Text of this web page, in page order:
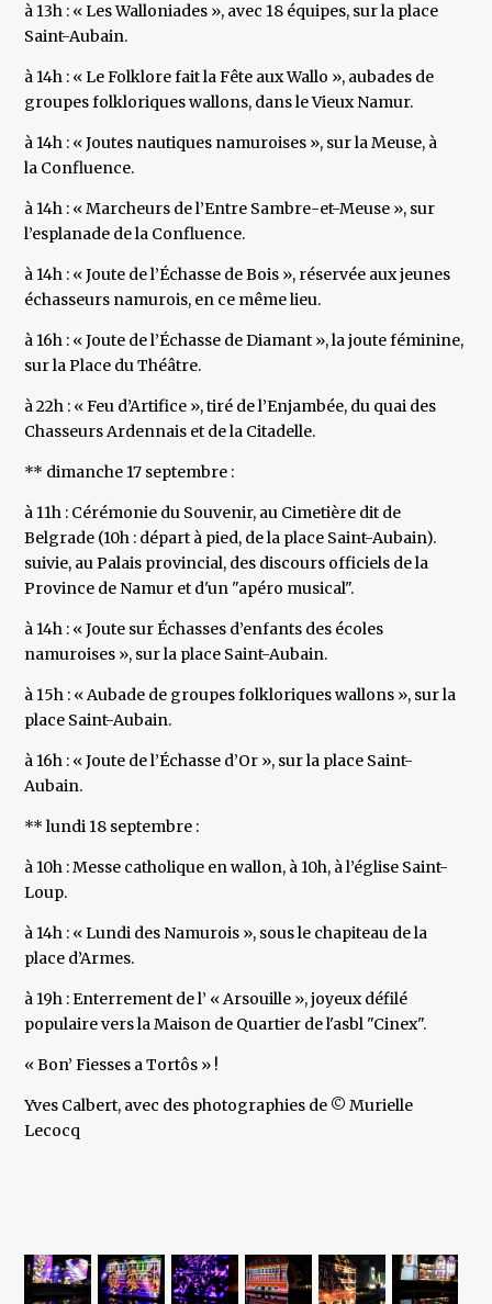
à 13h : « Les Walloniades », avec 18 équipes, sur la place
Saint-Aubain.
à 14h : « Le Folklore fait la Fête aux Wallo », aubades de
groupes folkloriques wallons, dans le Vieux Namur.
à 14h : « Joutes nautiques namuroises », sur la Meuse, à
la Confluence.
à 14h : « Marcheurs de l’Entre Sambre-et-Meuse », sur
l’esplanade de la Confluence.
à 14h : « Joute de l’Échasse de Bois », réservée aux jeunes
échasseurs namurois, en ce même lieu.
à 16h : « Joute de l’Échasse de Diamant », la joute féminine,
sur la Place du Théâtre.
à 22h : « Feu d’Artifice », tiré de l’Enjambée, du quai des
Chasseurs Ardennais et de la Citadelle.
** dimanche 17 septembre :
à 11h : Cérémonie du Souvenir, au Cimetière dit de
Belgrade (10h : départ à pied, de la place Saint-Aubain).
suivie, au Palais provincial, des discours officiels de la
Province de Namur et d'un "apéro musical".
à 14h : « Joute sur Échasses d’enfants des écoles
namuroises », sur la place Saint-Aubain.
à 15h : « Aubade de groupes folkloriques wallons », sur la
place Saint-Aubain.
à 16h : « Joute de l’Échasse d’Or », sur la place Saint-
Aubain.
** lundi 18 septembre :
à 10h : Messe catholique en wallon, à 10h, à l’église Saint-
Loup.
à 14h : « Lundi des Namurois », sous le chapiteau de la
place d’Armes.
à 19h : Enterrement de l’ « Arsouille », joyeux défilé
populaire vers la Maison de Quartier de l'asbl "Cinex".
« Bon’ Fiesses a Tortôs » !
Yves Calbert, avec des photographies de © Murielle
Lecocq